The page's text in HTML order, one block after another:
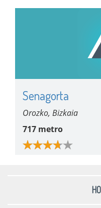
Senagorta
Orozko, Bizkaia
717 metro